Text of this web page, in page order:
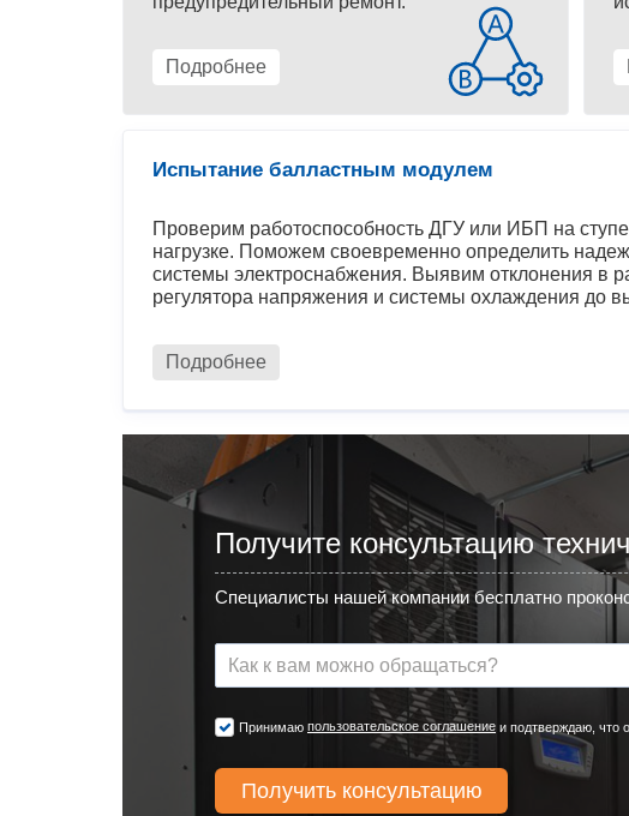
Подробнее
Испытание балластным модулем
Проверим работоспособность ДГУ или ИБП на
нагрузке. Поможем своевременно определить
системы электроснабжения. Выявим отклонения в
регулятора напряжения и системы охлаждения до
Подробнее
Получите консультацию
Специалисты нашей компании бесплатно
Принимаю пользовательское соглашение и подтверждаю, что